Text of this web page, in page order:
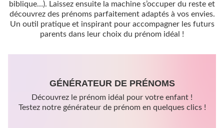
biblique…). Laissez ensuite la machine s’occuper du reste et
découvrez des prénoms parfaitement adaptés à vos envies.
Un outil pratique et inspirant pour accompagner les futurs
parents dans leur choix du prénom idéal !
GÉNÉRATEUR DE PRÉNOMS
Découvrez le prénom idéal pour votre enfant !
Testez notre générateur de prénom en quelques clics !